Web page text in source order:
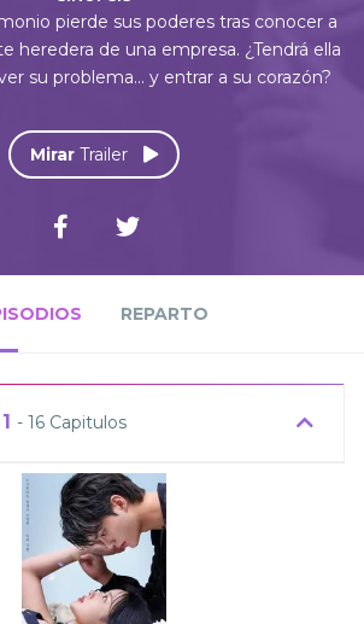
pierde sus poderes tras conocer a
heredera de una empresa. ¿Tendrá ella
su problema... y entrar a su corazón?
Mirar Trailer
REPARTO
1 - 16 Capitulos